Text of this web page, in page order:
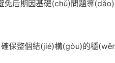
后期因基礎(chǔ)問題導
保整個結(jié)構(gòu)的穩